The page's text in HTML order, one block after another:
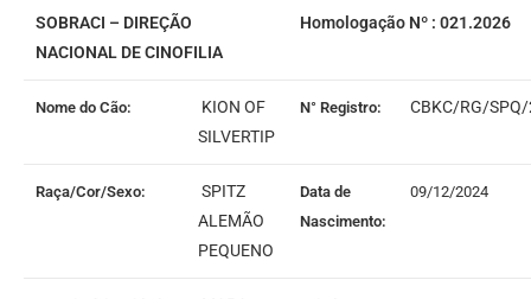
SOBRACI – DIREÇÃO
NACIONAL DE CINOFILIA
Homologação Nº : 021.2026
Nome do Cão:
KION OF
SILVERTIP
N° Registro: CBKC/RG/
Raça/Cor/Sexo:
SPITZ
ALEMÃO
PEQUENO
Data de
Nascimento:
09/12/2024